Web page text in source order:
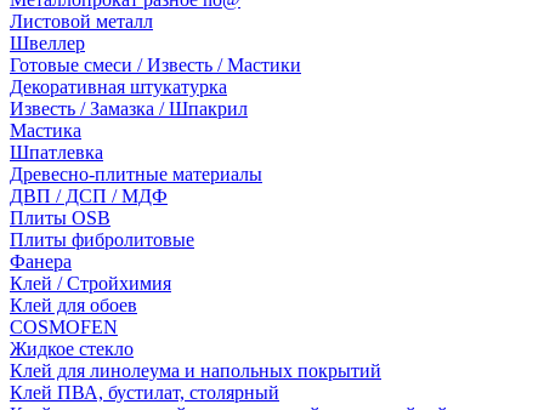
Листовой металл
Швеллер
Готовые смеси / Известь / Мастики
Декоративная штукатурка
Известь / Замазка / Шпакрил
Мастика
Шпатлевка
Древесно-плитные материалы
ДВП / ДСП / МДФ
Плиты OSB
Плиты фибролитовые
Фанера
Клей / Стройхимия
Клей для обоев
COSMOFEN
Жидкое стекло
Клей для линолеума и напольных покрытий
Клей ПВА, бустилат, столярный